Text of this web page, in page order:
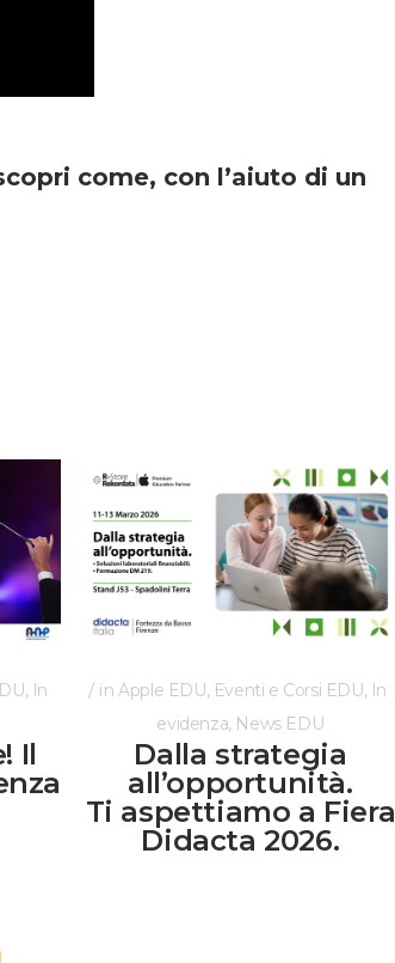
come, con l’aiuto di un
, In
Il
in Apple EDU, Eventi e Corsi EDU, In
evidenza, News EDU
Dalla strategia
all’opportunità.
Ti aspettiamo a Fiera
Didacta 2026.